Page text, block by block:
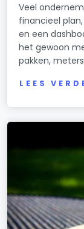
Veel
financieel
en een
het gewoon
pakken,
LEES